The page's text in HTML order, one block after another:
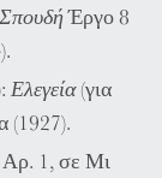
ΣπουδήΈργο 8
Ελεγεία(για
(1927).
1, σε Μι